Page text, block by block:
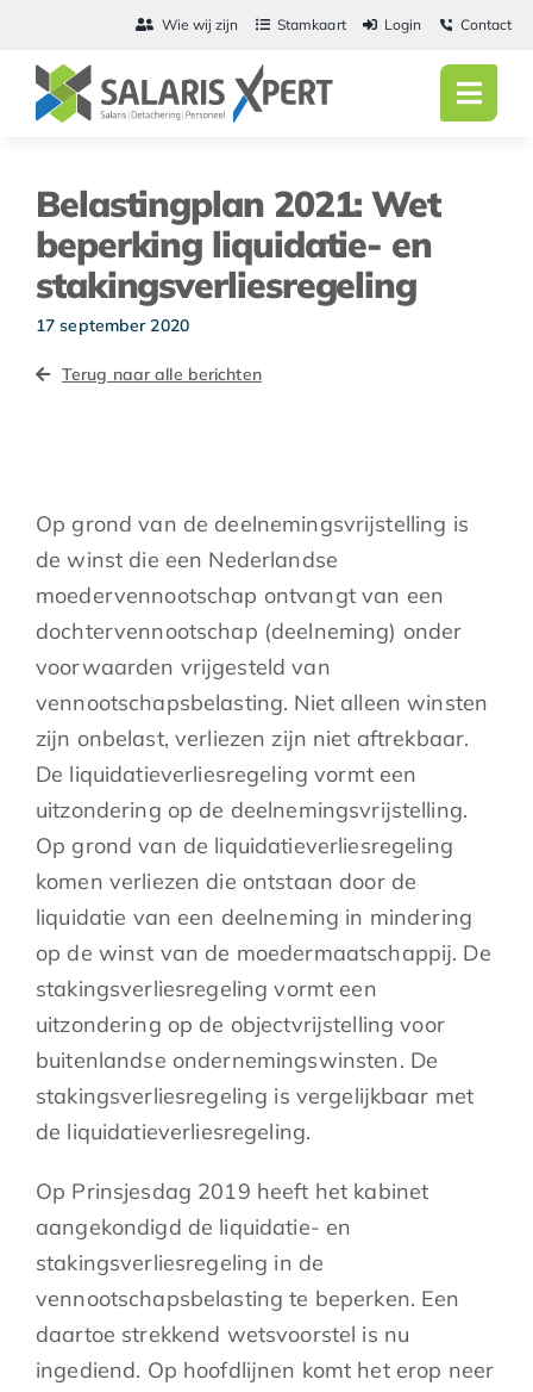
inhoud
Wie wij zijn Stamkaart Login Contact
Detachering
Belastingplan 2021: Wet
beperking liquidatie- en
stakingsverliesregeling
17 september 2020
Terug naar alle berichten
Op grond van de deelnemingsvrijstelling is
de winst die een Nederlandse
moedervennootschap ontvangt van een
dochtervennootschap (deelneming) onder
voorwaarden vrijgesteld van
vennootschapsbelasting. Niet alleen winsten
zijn onbelast, verliezen zijn niet aftrekbaar.
De liquidatieverliesregeling vormt een
uitzondering op de deelnemingsvrijstelling.
Op grond van de liquidatieverliesregeling
komen verliezen die ontstaan door de
liquidatie van een deelneming in mindering
op de winst van de moedermaatschappij. De
stakingsverliesregeling vormt een
uitzondering op de objectvrijstelling voor
buitenlandse ondernemingswinsten. De
stakingsverliesregeling is vergelijkbaar met
de liquidatieverliesregeling.
Op Prinsjesdag 2019 heeft het kabinet
aangekondigd de liquidatie- en
stakingsverliesregeling in de
vennootschapsbelasting te beperken. Een
daartoe strekkend wetsvoorstel is nu
ingediend. Op hoofdlijnen komt het erop neer